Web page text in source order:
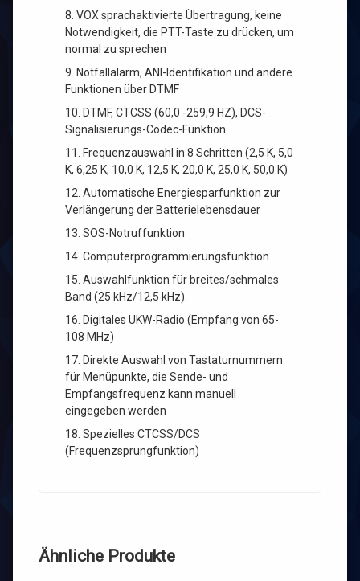
8. VOX sprachaktivierte Übertragung, keine
Notwendigkeit, die PTT-Taste zu drücken, um
normal zu sprechen
9. Notfallalarm, ANI-Identifikation und andere
Funktionen über DTMF
10. DTMF, CTCSS (60,0 -259,9 HZ), DCS-
Signalisierungs-Codec-Funktion
11. Frequenzauswahl in 8 Schritten (2,5 K, 5,0
K, 6,25 K, 10,0 K, 12,5 K, 20,0 K, 25,0 K, 50,0 K)
12. Automatische Energiesparfunktion zur
Verlängerung der Batterielebensdauer
13. SOS-Notruffunktion
14. Computerprogrammierungsfunktion
15. Auswahlfunktion für breites/schmales
Band (25 kHz/12,5 kHz).
16. Digitales UKW-Radio (Empfang von 65-
108 MHz)
17. Direkte Auswahl von Tastaturnummern
für Menüpunkte, die Sende- und
Empfangsfrequenz kann manuell
eingegeben werden
18. Spezielles CTCSS/DCS
(Frequenzsprungfunktion)
Ähnliche Produkte